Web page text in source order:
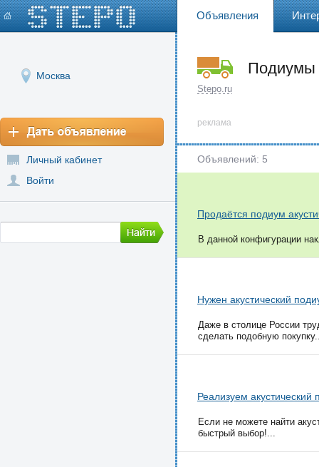
Объявления
Москва
Личный кабинет
Войти
Подиумы
Stepo.ru
реклама
Объявлений: 5
Продаётся подиум
В данной конфигурации
Нужен акустический
Даже в столице России
сделать подобную
Реализуем
Если не можете найти
быстрый выбор!...